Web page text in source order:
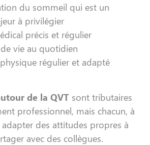
du sommeil qui est un
à privilégier
précis et régulier
vie au quotidien
physique régulier et adapté
de la QVT sont tributaires
professionnel, mais chacun, à
des attitudes propres à
avec des collègues.